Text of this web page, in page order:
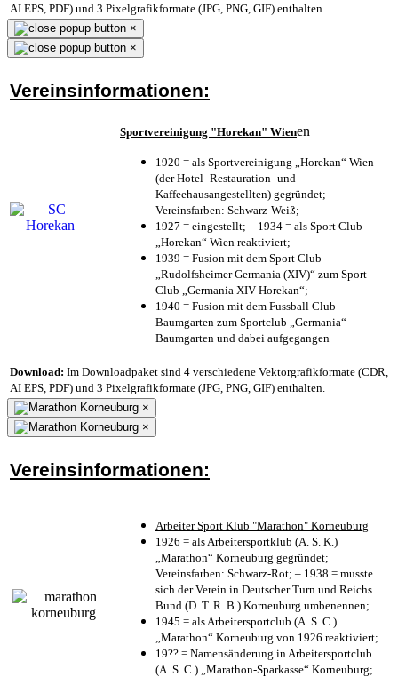
AI EPS, PDF) und 3 Pixelgrafikformate (JPG, PNG, GIF) enthalten.
×
×
Vereinsinformationen:
Sportvereinigung "Horekan" Wienen
1920 = als Sportvereinigung „Horekan“ Wien
(der Hotel- Restauration- und
Kaffeehausangestellten) gegründet;
Vereinsfarben: Schwarz-Weiß;
1927 = eingestellt; – 1934 = als Sport Club
„Horekan“ Wien reaktiviert;
1939 = Fusion mit dem Sport Club
„Rudolfsheimer Germania (XIV)“ zum Sport
Club „Germania XIV-Horekan“;
1940 = Fusion mit dem Fussball Club
Baumgarten zum Sportclub „Germania“
Baumgarten und dabei aufgegangen
Download: Im Downloadpaket sind 4 verschiedene Vektorgrafikformate (CDR,
AI EPS, PDF) und 3 Pixelgrafikformate (JPG, PNG, GIF) enthalten.
×
×
Vereinsinformationen:
Arbeiter Sport Klub "Marathon" Korneuburg
1926 = als Arbeitersportklub (A. S. K.)
„Marathon“ Korneuburg gegründet;
Vereinsfarben: Schwarz-Rot; – 1938 = musste
sich der Verein in Deutscher Turn und Reichs
Bund (D. T. R. B.) Korneuburg umbenennen;
1945 = als Arbeitersportclub (A. S. C.)
„Marathon“ Korneuburg von 1926 reaktiviert;
19?? = Namensänderung in Arbeitersportclub
(A. S. C.) „Marathon-Sparkasse“ Korneuburg;